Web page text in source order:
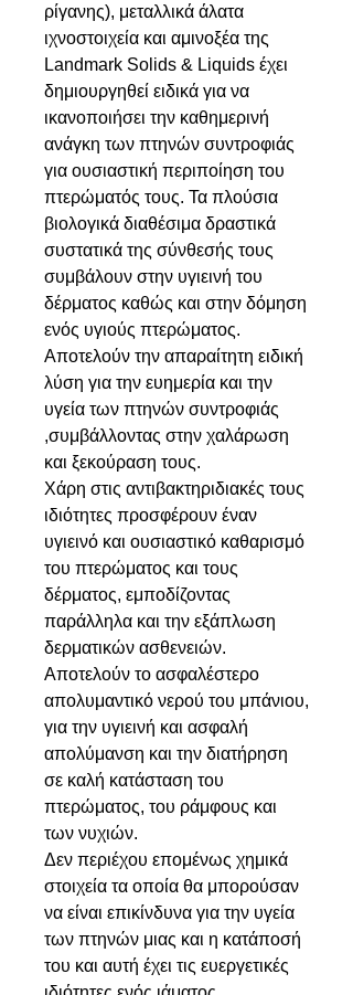
ρίγανης), μεταλλικά άλατα
ιχνοστοιχεία και αμινοξέα της
Landmark Solids & Liquids έχει
δημιουργηθεί ειδικά για να
ικανοποιήσει την καθημερινή
ανάγκη των πτηνών συντροφιάς
για ουσιαστική περιποίηση του
πτερώματός τους. Τα πλούσια
βιολογικά διαθέσιμα δραστικά
συστατικά της σύνθεσής τους
συμβάλουν στην υγιεινή του
δέρματος καθώς και στην δόμηση
ενός υγιούς πτερώματος.
Αποτελούν την απαραίτητη ειδική
λύση για την ευημερία και την
υγεία των πτηνών συντροφιάς
,συμβάλλοντας στην χαλάρωση
και ξεκούραση τους.
Χάρη στις αντιβακτηριδιακές τους
ιδιότητες προσφέρουν έναν
υγιεινό και ουσιαστικό καθαρισμό
του πτερώματος και τους
δέρματος, εμποδίζοντας
παράλληλα και την εξάπλωση
δερματικών ασθενειών.
Αποτελούν το ασφαλέστερο
απολυμαντικό νερού του μπάνιου,
για την υγιεινή και ασφαλή
απολύμανση και την διατήρηση
σε καλή κατάσταση του
πτερώματος, του ράμφους και
των νυχιών.
Δεν περιέχου επομένως χημικά
στοιχεία τα οποία θα μπορούσαν
να είναι επικίνδυνα για την υγεία
των πτηνών μιας και η κατάποσή
του και αυτή έχει τις ευεργετικές